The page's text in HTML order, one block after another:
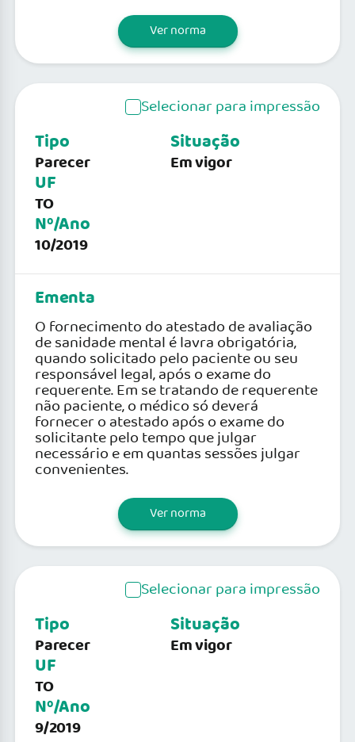
Ver norma
Selecionar para impressão
Tipo
Parecer
UF
TO
Nº/Ano
10/2019
Situação
Em vigor
Ementa
O fornecimento do atestado de avaliação
de sanidade mental é lavra obrigatória,
quando solicitado pelo paciente ou seu
responsável legal, após o exame do
requerente. Em se tratando de requerente
não paciente, o médico só deverá
fornecer o atestado após o exame do
solicitante pelo tempo que julgar
necessário e em quantas sessões julgar
convenientes.
Ver norma
Selecionar para impressão
Tipo
Parecer
UF
TO
Nº/Ano
9/2019
Situação
Em vigor